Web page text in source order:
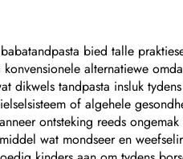
bied talle
konvensionele alternatiewe
dikwels tandpasta insluk
of algehele
ontsteking reeds
wat mondseer en